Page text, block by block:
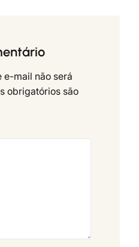
e-mail não será
obrigatórios são